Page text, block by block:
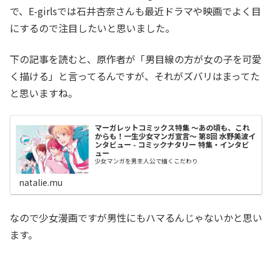
で、E-girlsでは石井杏奈さんも最近ドラマや映画でよく目
にするので注目したいと思いました。
下の記事を読むと、原作者が「男目線の方が女の子を可愛
く描ける」と言ってるんですが、それがズバリはまってた
と思いますね。
マーガレットコミックス特集 ～あの頃も、これ
からも！一生少女マンガ宣言～ 第8回 水野美波イ
ンタビュー - コミックナタリー 特集・インタビ
ュー
少女マンガを男主人公で描くこだわり
natalie.mu
なので少女漫画ですが男性にもハマるんじゃないかと思い
ます。